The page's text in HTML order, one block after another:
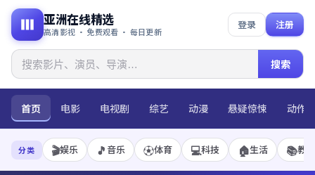
亚洲在线精选
高清影视 · 免费观看 · 每日更新
搜索
登录 注册
首页 电影 电视剧 综艺 动漫 悬疑惊悚 动作
分类 🎬娱乐 🎵 音乐 ⚽体育 💻科技 🏠生活 📚教育